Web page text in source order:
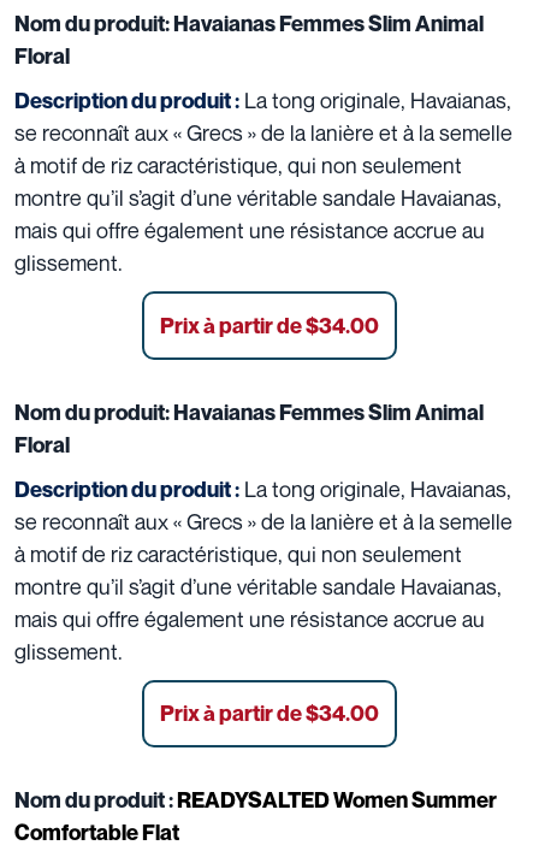
Nom du produit:Havaianas Femmes Slim Animal
Floral
Description du produit : La tong originale, Havaianas,
se reconnaît aux « Grecs » de la lanière et à la semelle
à motif de riz caractéristique, qui non seulement
montre qu’il s’agit d’une véritable sandale Havaianas,
mais qui offre également une résistance accrue au
glissement.
Prix à partir de $34.00
Nom du produit:Havaianas Femmes Slim Animal
Floral
Description du produit : La tong originale, Havaianas,
se reconnaît aux « Grecs » de la lanière et à la semelle
à motif de riz caractéristique, qui non seulement
montre qu’il s’agit d’une véritable sandale Havaianas,
mais qui offre également une résistance accrue au
glissement.
Prix à partir de $34.00
Nom du produit :READYSALTED Women Summer
Comfortable Flat